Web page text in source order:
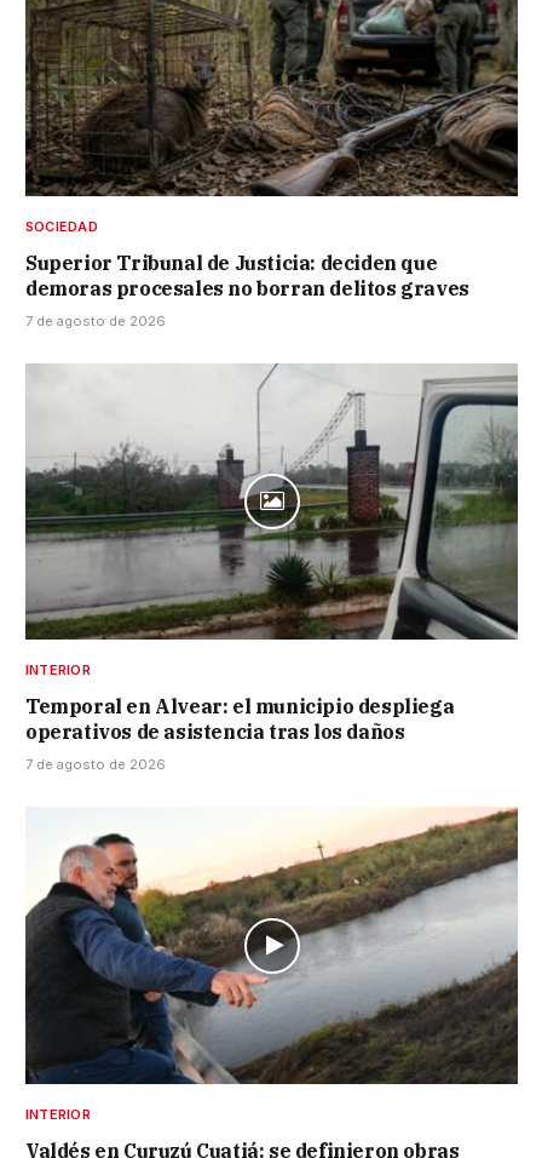
SOCIEDAD
Superior Tribunal de Justicia: deciden que
demoras procesales no borran delitos graves
7 de agosto de 2026
INTERIOR
Temporal en Alvear: el municipio despliega
operativos de asistencia tras los daños
7 de agosto de 2026
INTERIOR
Valdés en Curuzú Cuatiá: se definieron obras